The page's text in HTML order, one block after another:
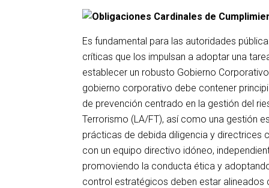
Es fundamental para las autoridades
críticas que los impulsan a adoptar una
establecer un robusto Gobierno
gobierno corporativo debe contener
de prevención centrado en la gestión del
Terrorismo (LA/FT), así como una gestión
prácticas de debida diligencia y
con un equipo directivo idóneo,
promoviendo la conducta ética y
control estratégicos deben estar